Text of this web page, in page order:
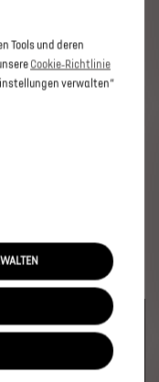
Tools und deren
Cookie‑Richtlinie
verwalten“